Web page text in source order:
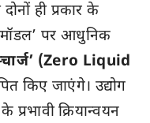
ही प्रकार के
मॉडल’ पर आधुनिक
(Zero Liquid
किए जाएंगे। उद्योग
क्रियान्वयन